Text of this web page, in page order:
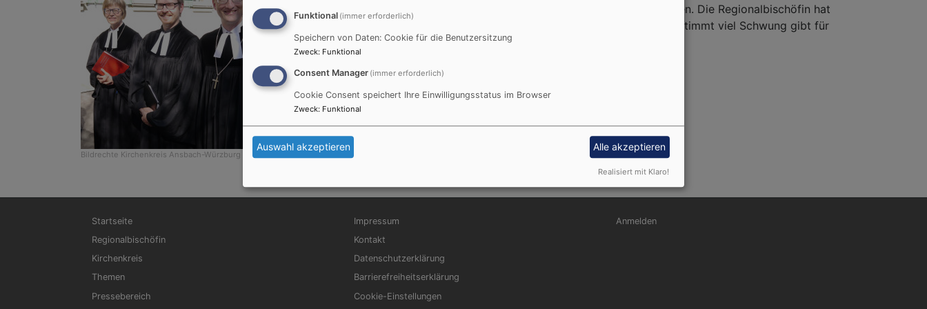
Bildrechte Kirchenkreis Ansbach-Würzburg
zu haben. Frederik Heid wird auch in Uffenheim eine halbe Stelle haben. Die Regionalbischöfin hat
die Ordination als ein schönes Fest erlebt, das dem jungen Pfarrer bestimmt viel Schwung gibt für
das bevorstehende Wirken.
Hauptnavigation
Startseite
Regionalbischöfin
Kirchenkreis
Themen
Pressebereich
Fußbereichsmenü
Impressum
Kontakt
Datenschutzerklärung
Barrierefreiheitserklärung
Cookie-Einstellungen
Benutzermenü
Anmelden
Funktional (immer erforderlich)
Speichern von Daten: Cookie für die Benutzersitzung
Zweck: Funktional
Consent Manager (immer erforderlich)
Cookie Consent speichert Ihre Einwilligungsstatus im Browser
Zweck: Funktional
Auswahl akzeptieren Alle akzeptieren
Realisiert mit Klaro!